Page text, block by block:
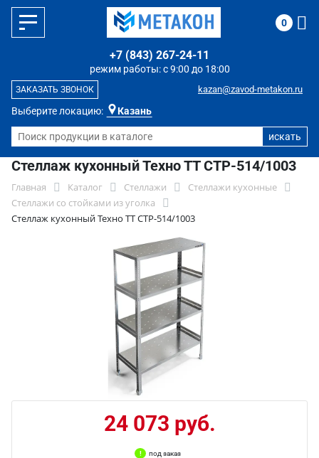
Выберите локацию: Казань
режим работы: с 9:00 до 18:00
+7 (843) 267-24-11
kazan@zavod-metakon.ru
ЗАКАЗАТЬ ЗВОНОК
0
Стеллаж кухонный Техно ТТ СТР-514/1003
Главная Каталог Стеллажи
Стеллажи кухонные
Стеллажи со стойками из уголка
Стеллаж кухонный Техно ТТ СТР-514/1003
24 073 руб.
под заказ